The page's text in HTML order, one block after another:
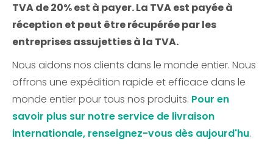
TVA de 20% est à payer. La TVA est payée à
réception et peut être récupérée par les
entreprises assujetties à la TVA.
Nous aidons nos clients dans le monde entier. Nous
offrons une expédition rapide et efficace dans le
monde entier pour tous nos produits. Pour en
savoir plus sur notre service de livraison
internationale, renseignez-vous dès aujourd'hu.